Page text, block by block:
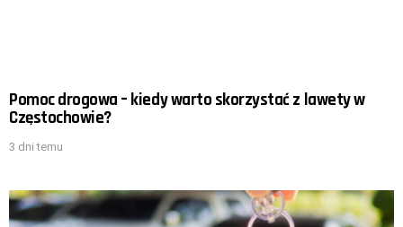
Pomoc drogowa – kiedy warto skorzystać z lawety w
Częstochowie?
3 dni temu